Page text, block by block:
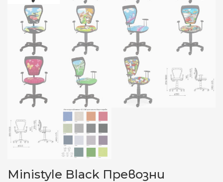
Ministyle Black Превозни